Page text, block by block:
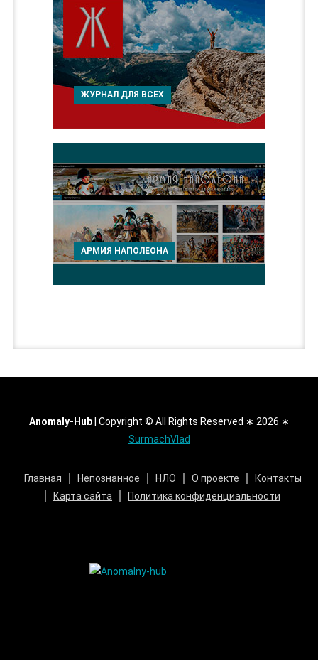
ЖУРНАЛ ДЛЯ ВСЕХ
АРМИЯ НАПОЛЕОНА
Anomaly-Hub Copyright © All Rights Reserved ∗ 2026 ∗
SurmachVlad
Главная Непознанное НЛО О проекте
Контакты
Карта сайта
Политика конфиденциальности